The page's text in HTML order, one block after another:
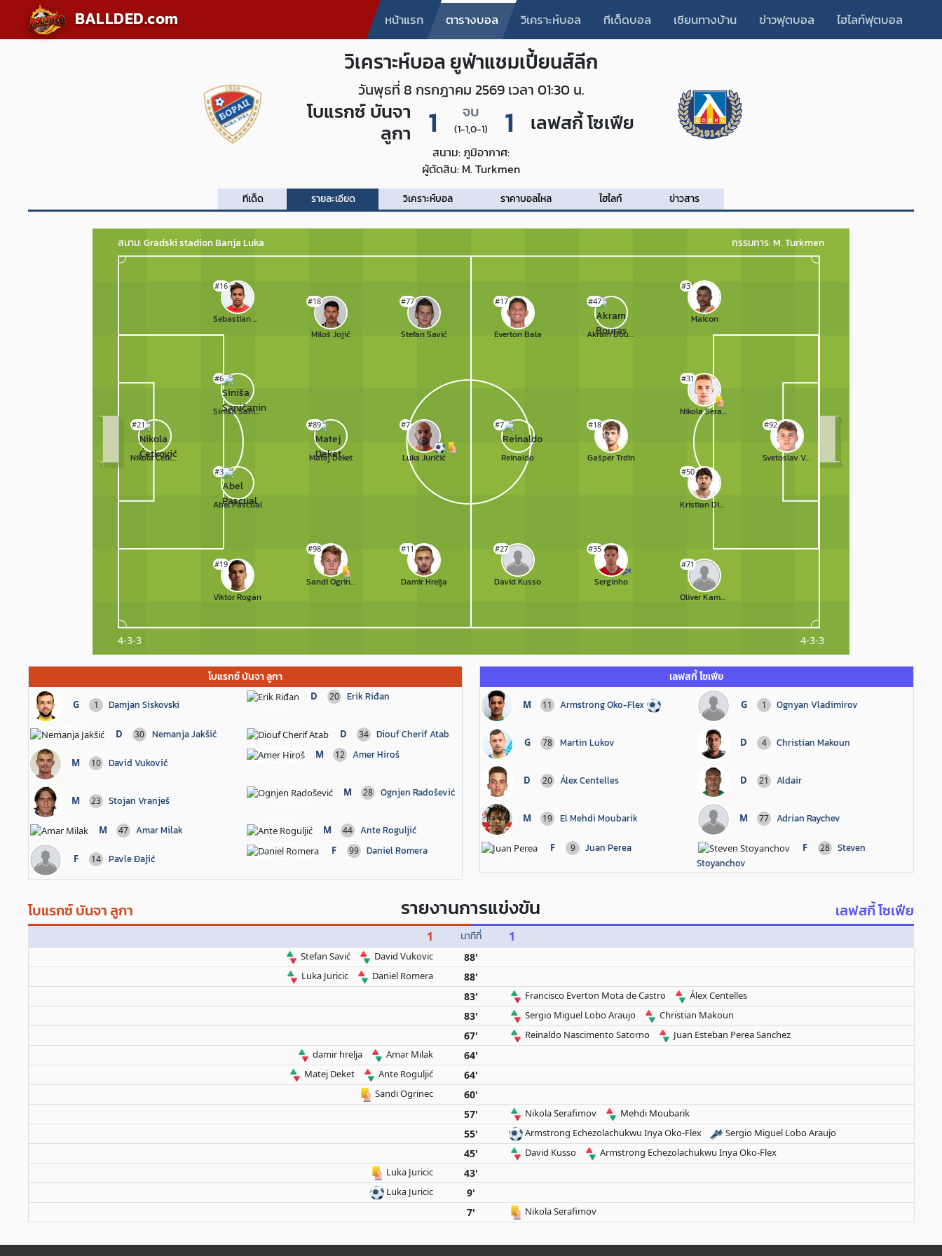
BALLDED.com หน้าแรก ตารางบอล วิเคราะห์บอล ทีเด็ดบอล เซียนทางบ้าน ข่าวฟุตบอล ไฮไลท์ฟุตบอล
วิเคราะห์บอล ยูฟ่าแชมเปี้ยนส์ลีก
วันพุธที่ 8 กรกฎาคม 2569 เวลา 01:30 น.
โบแรกซ์ บันจา
ลูกา 1 จบ
(1-1,0-1) 1 เลฟสกี้ โซเฟีย
สนาม:ภูมิอากาศ:
ผู้ตัดสิน: M. Turkmen
ทีเด็ด รายละเอียด วิเคราะห์บอล ราคาบอลไหล ไฮไลท์ ข่าวสาร
สนาม: Gradski stadion Banja Luka กรรมการ: M. Turkmen
4-3-3 4-3-3
Nikola Ćetković
#21
Viktor Rogan
#19
Abel Pascual
#3
Siniša Saničanin
#6
Sebastian Herrera
#16
Sandi Ogrinec
#98
Matej Deket
#89
Miloš Jojić
#18
Damir Hrelja
#11
Luka Juričić
#7
Stefan Savić
#77
Svetoslav Vutsov
#92
Oliver Kamdem
#71
Kristian Dimitrov
#50
Nikola Serafimov
#31
Maicon
#3
Serginho
#35
Gašper Trdin
#18
Akram Bouras
#47
David Kusso
#27
Reinaldo
#7
Everton Bala
#17
โบแรกซ์ บันจา ลูกา
G 1 Damjan Siskovski
D 20 Erik Riđan
D 30 Nemanja Jakšić D 34 Diouf Cherif Atab
M 10 David Vuković
M 12 Amer Hiroš
M 23 Stojan Vranješ
M 28 Ognjen Radošević
M 47 Amar Milak M 44 Ante Roguljić
F 14 Pavle Đajić
F 99 Daniel Romera
เลฟสกี้ โซเฟีย
M 11 Armstrong Oko-Flex G 1 Ognyan Vladimirov
G 78 Martin Lukov D 4 Christian Makoun
D 20 Álex Centelles D 21 Aldair
M 19 El Mehdi Moubarik M 77 Adrian Raychev
F 9 Juan Perea F 28
Steven
Stoyanchov
โบแรกซ์ บันจา ลูกา รายงานการแข่งขัน เลฟสกี้ โซเฟีย
1 นาทีที่ 1
Stefan Savić David Vukovic 88'
Luka Juricic Daniel Romera
88'
83'
Francisco Everton Mota de Castro Álex Centelles
83' Sergio Miguel Lobo Araujo Christian Makoun
67' Reinaldo Nascimento Satorno
Juan Esteban Perea Sanchez
damir hrelja
Amar Milak 64'
Matej Deket Ante Roguljić 64'
Sandi Ogrinec
60'
57'
Nikola Serafimov Mehdi Moubarik
55' Armstrong Echezolachukwu Inya Oko-Flex Sergio Miguel Lobo Araujo
45' David Kusso
Armstrong Echezolachukwu Inya Oko-Flex
Luka Juricic
43'
Luka Juricic
9'
7'
Nikola Serafimov